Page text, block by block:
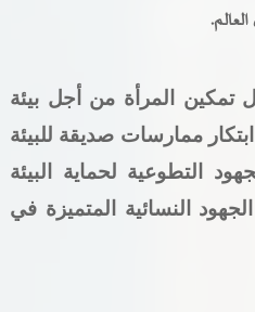
تمكين المرأة من أجل بيئة
ممارسات صديقة للبيئة
التطوعية لحماية البيئة
النسائية المتميزة في